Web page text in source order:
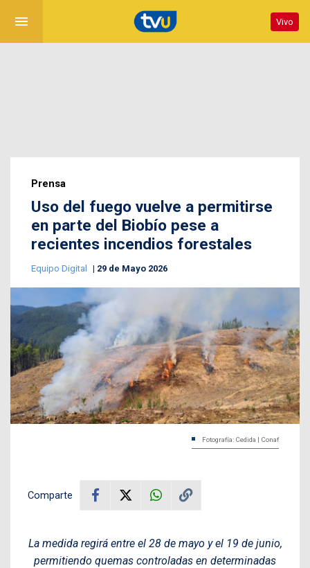
menu Vivo
Prensa
Uso del fuego vuelve a permitirse
en parte del Biobío pese a
recientes incendios forestales
Equipo Digital 29 de Mayo 2026
Fotografía: Cedida | Conaf
Comparte
La medida regirá entre el 28 de mayo y el 19 de junio,
permitiendo quemas controladas en determinadas